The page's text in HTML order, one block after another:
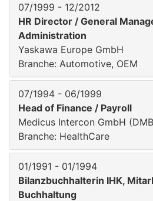
07/1999 - 12/2012
HR Director / General
Administration
Yaskawa Europe GmbH
Branche: Automotive, OEM
07/1994 - 06/1999
Head of Finance / Payroll
Medicus Intercon GmbH
Branche: HealthCare
01/1991 - 01/1994
Bilanzbuchhalterin IHK,
Buchhaltung